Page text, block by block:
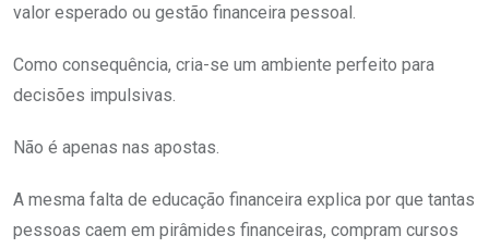
valor esperado ou gestão financeira pessoal.
Como consequência, cria-se um ambiente perfeito para
decisões impulsivas.
Não é apenas nas apostas.
A mesma falta de educação financeira explica por que tantas
pessoas caem em pirâmides financeiras, compram cursos